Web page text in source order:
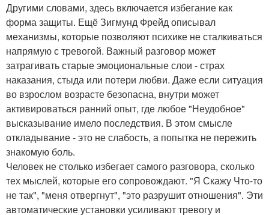
Другими словами, здесь включается избегание как
форма защиты. Ещё Зигмунд Фрейд описывал
механизмы, которые позволяют психике не сталкиваться
напрямую с тревогой. Важный разговор может
затрагивать старые эмоциональные слои - страх
наказания, стыда или потери любви. Даже если ситуация
во взрослом возрасте безопасна, внутри может
активироваться ранний опыт, где любое "Неудобное"
высказывание имело последствия. В этом смысле
откладывание - это не слабость, а попытка не пережить
знакомую боль.
Человек не столько избегает самого разговора, сколько
тех мыслей, которые его сопровождают. "Я Скажу Что-то
не так", "меня отвергнут", "это разрушит отношения". Эти
автоматические установки усиливают тревогу и